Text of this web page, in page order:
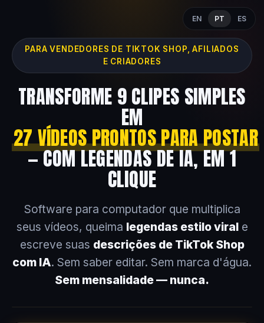
EN PT ES
PARA VENDEDORES DE TIKTOK SHOP, AFILIADOS
E CRIADORES
TRANSFORME 9 CLIPES SIMPLES
EM
27 VÍDEOS PRONTOS PARA POSTAR
— COM LEGENDAS DE IA, EM 1
CLIQUE
Software para computador que multiplica
seus vídeos, queima legendas estilo virale
escreve suas descrições de TikTok Shop
com IA. Sem saber editar. Sem marca d'água.
Sem mensalidade — nunca.